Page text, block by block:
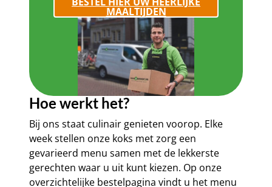
MAALTIJDEN
Hoe werkt het?
Bij ons staat culinair genieten voorop. Elke
week stellen onze koks met zorg een
gevarieerd menu samen met de lekkerste
gerechten waar u uit kunt kiezen. Op onze
overzichtelijke bestelpagina vindt u het menu